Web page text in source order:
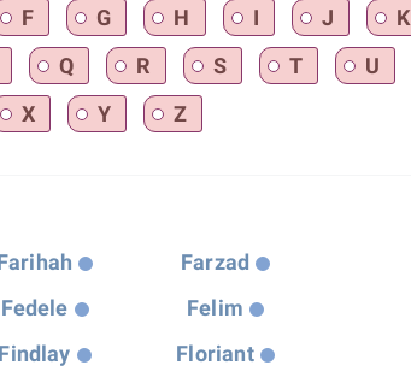
F G H I J
K
Q R S T
U
X Y Z
Farzad
Fedele
Felim
Findlay
Floriant